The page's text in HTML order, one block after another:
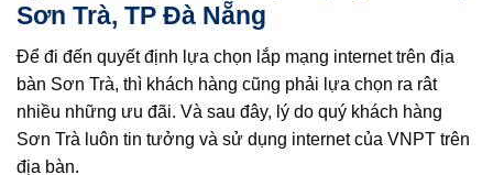
Sơn Trà, TP Đà Nẵng
Để đi đến quyết định lựa chọn lắp mạng internet trên địa
bàn Sơn Trà, thì khách hàng cũng phải lựa chọn ra rât
nhiều những ưu đãi. Và sau đây, lý do quý khách hàng
Sơn Trà luôn tin tưởng và sử dụng internet của VNPT trên
địa bàn.